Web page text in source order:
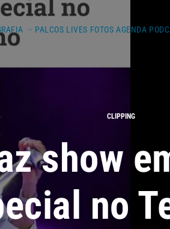
PALCOS LIVES FOTOS AGENDA
CLIPPING
show
no